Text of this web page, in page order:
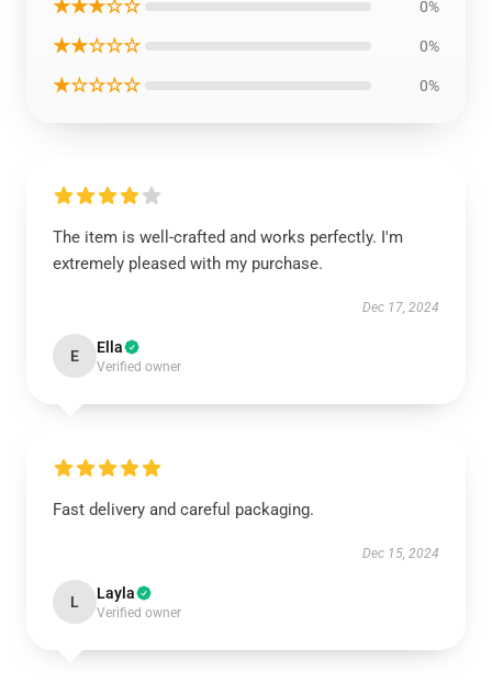
★★★☆☆ 0%
★★☆☆☆ 0%
★☆☆☆☆ 0%
The item is well-crafted and works perfectly. I'm
extremely pleased with my purchase.
Dec 17, 2024
E Ella
Verified owner
Fast delivery and careful packaging.
Dec 15, 2024
L Layla
Verified owner